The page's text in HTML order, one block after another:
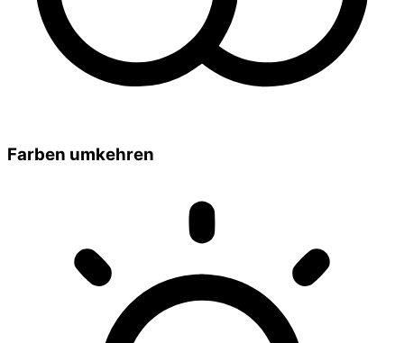
Farben umkehren